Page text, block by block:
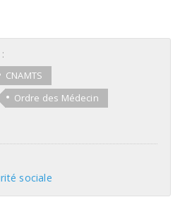
CNAMTS
Ordre des Médecin
sociale